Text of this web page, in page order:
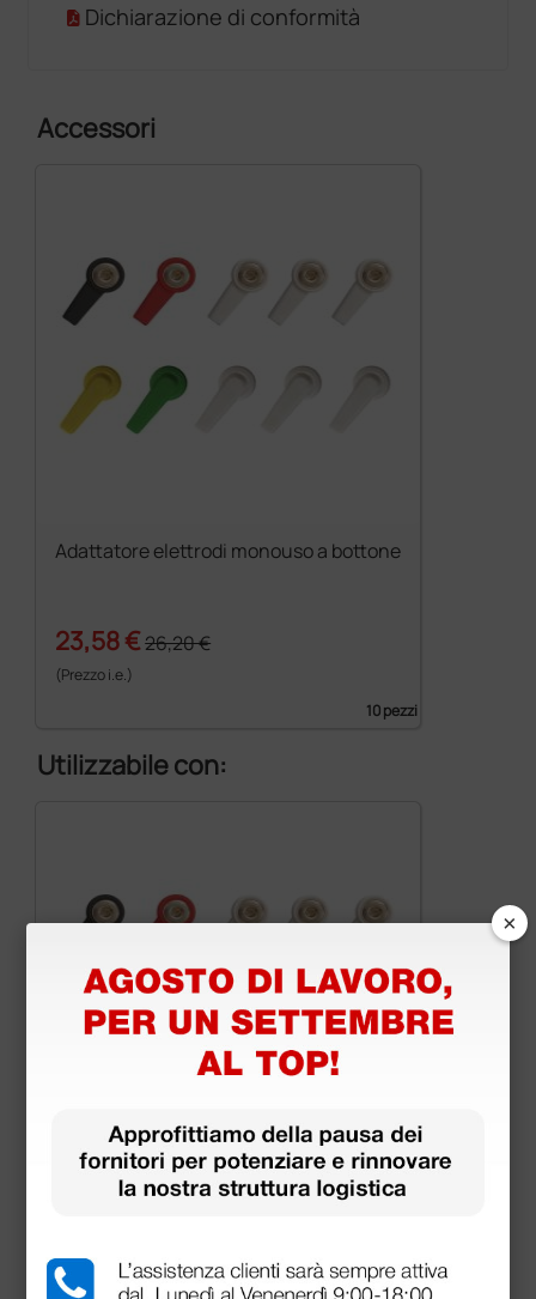
Dichiarazione di conformità
Accessori
Adattatore elettrodi monouso a bottone
23,58 €26,20 €
(Prezzo i.e.)
10 pezzi
Utilizzabile con:
Adattatore elettrodi monouso a bottone
23,58 €26,20 €
×